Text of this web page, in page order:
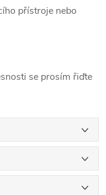
přístroje nebo
se prosím řiďte